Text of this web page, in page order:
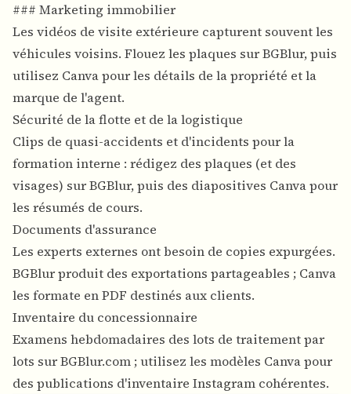
### Marketing immobilier
Les vidéos de visite extérieure capturent souvent les
véhicules voisins. Flouez les plaques sur BGBlur, puis
utilisez Canva pour les détails de la propriété et la
marque de l'agent.
Sécurité de la flotte et de la logistique
Clips de quasi-accidents et d'incidents pour la
formation interne : rédigez des plaques (et des
visages) sur BGBlur, puis des diapositives Canva pour
les résumés de cours.
Documents d'assurance
Les experts externes ont besoin de copies expurgées.
BGBlur produit des exportations partageables ; Canva
les formate en PDF destinés aux clients.
Inventaire du concessionnaire
Examens hebdomadaires des lots de traitement par
lots sur BGBlur.com ; utilisez les modèles Canva pour
des publications d'inventaire Instagram cohérentes.